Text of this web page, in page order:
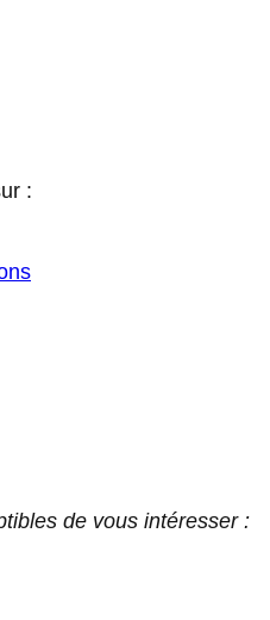
:
de vous intéresser :